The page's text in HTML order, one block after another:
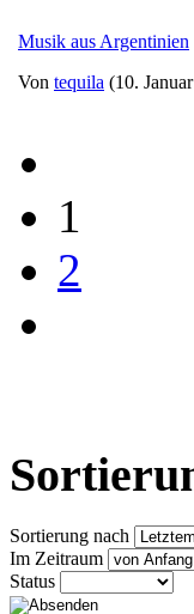
Musik aus Argentinien
Von tequila (10.
1
2
Sortierung nach
Im Zeitraum
Status